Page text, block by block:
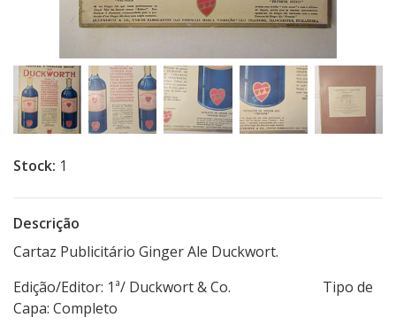
Stock: 1
Descrição
Cartaz Publicitário Ginger Ale Duckwort.
Edição/Editor: 1ª/ Duckwort & Co. Tipo de
Capa: Completo